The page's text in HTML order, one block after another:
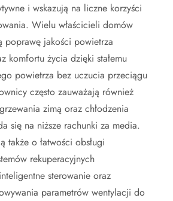
i wskazują na liczne korzyści
Wielu właścicieli domów
poprawę jakości powietrza
komfortu życia dzięki stałemu
powietrza bez uczucia przeciągu
często zauważają również
zimą oraz chłodzenia
się na niższe rachunki za media.
także o łatwości obsługi
rekuperacyjnych
sterowanie oraz
parametrów wentylacji do